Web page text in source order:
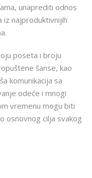
unaprediti odnos
iz najproduktivnijih
poseta i broju
šanse, kao
komunikacija sa
odeće i mnogi
vremenu mogu biti
osnovnog cilja svakog